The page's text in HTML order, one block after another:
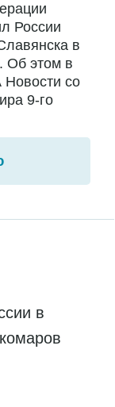
России
в
Об этом в
Новости со
9-го
в